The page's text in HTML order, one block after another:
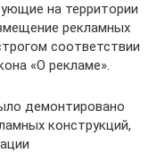
на территории
рекламных
соответствии
«О рекламе».
демонтировано
конструкций,